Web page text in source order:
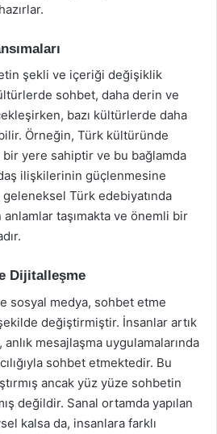
şekli ve içeriği değişiklik
sohbet, daha derin ve
bazı kültürlerde daha
Örneğin, Türk kültüründe
yere sahiptir ve bu bağlamda
ilişkilerinin güçlenmesine
geleneksel Türk edebiyatında
anlamlar taşımakta ve önemli bir
Dijitalleşme
sosyal medya, sohbet etme
değiştirmiştir. İnsanlar artık
mesajlaşma uygulamalarında
sohbet etmektedir. Bu
ancak yüz yüze sohbetin
değildir. Sanal ortamda yapılan
kalsa da, insanlara farklı